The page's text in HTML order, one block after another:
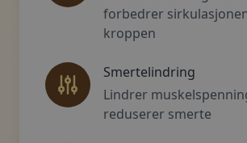
forbedrer
kroppen
Smertelindring
Lindrer
reduserer smerte